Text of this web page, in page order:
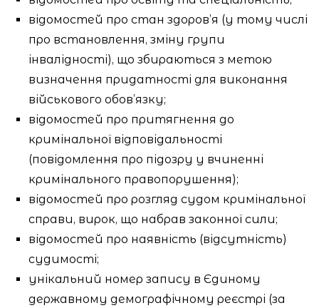
відомостей про стан здоров’я (у тому числі
про встановлення, зміну групи
інвалідності), що збираються з метою
визначення придатності для виконання
військового обов’язку;
відомостей про притягнення до
кримінальної відповідальності
(повідомлення про підозру у вчиненні
кримінального правопорушення);
відомостей про розгляд судом кримінальної
справи, вирок, що набрав законної сили;
відомостей про наявність (відсутність)
судимості;
унікальний номер запису в Єдиному
державному демографічному реєстрі (за